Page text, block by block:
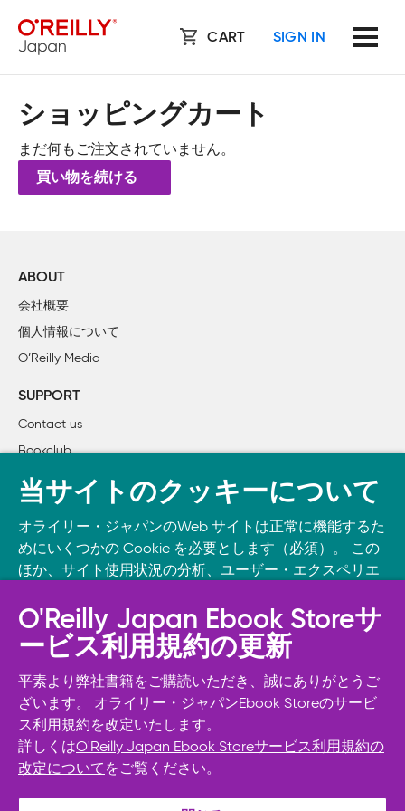
CART SIGN IN
ショッピングカート
まだ何もご注文されていません。
買い物を続ける
ABOUT
会社概要
個人情報について
O’Reilly Media
SUPPORT
Contact us
Bookclub
書籍注文
Take O’Reilly with you and learn anywhere, anytime on your
phone
and tablet.
© 2026, O’Reilly Japan, Inc. oreilly.co.jpに掲載されているすべて
当サイトのクッキーについて
オライリー・ジャパンのWeb サイトは正常に機能するた
めにいくつかの Cookie を必要とします（必須）。 この
ほか、サイト使用状況の分析、ユーザー・エクスペリエ
その他の Cookie を使用することがあります。 詳細につ
いては Cookie設定をご確認ください。
また、オライリー・ジャパンのプライバシーポリシーに
ついては 個人情報保護方針をご確認ください。
Cookie設定
必須Cookie以外を拒否する
O'Reilly Japan Ebook Storeサ
ービス利用規約の更新
平素より弊社書籍をご購読いただき、誠にありがとうご
ざいます。 オライリー・ジャパンEbook Storeのサービ
ス利用規約を改定いたします。
詳しくはO'Reilly Japan Ebook Storeサービス利用規約の
改定について をご覧ください。